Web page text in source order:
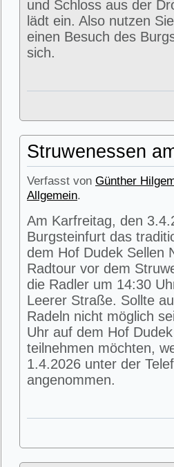
und Schloss aus der
lädt ein. Also nutzen
einen Besuch des
sich.
Struwenessen
Verfasst von Günther
Allgemein.
Am Karfreitag, den
Burgsteinfurt das
dem Hof Dudek Sellen
Radtour vor dem
die Radler um 14:30
Leerer Straße. Sollte
Radeln nicht möglich
Uhr auf dem Hof
teilnehmen möchten,
1.4.2026 unter der
angenommen.